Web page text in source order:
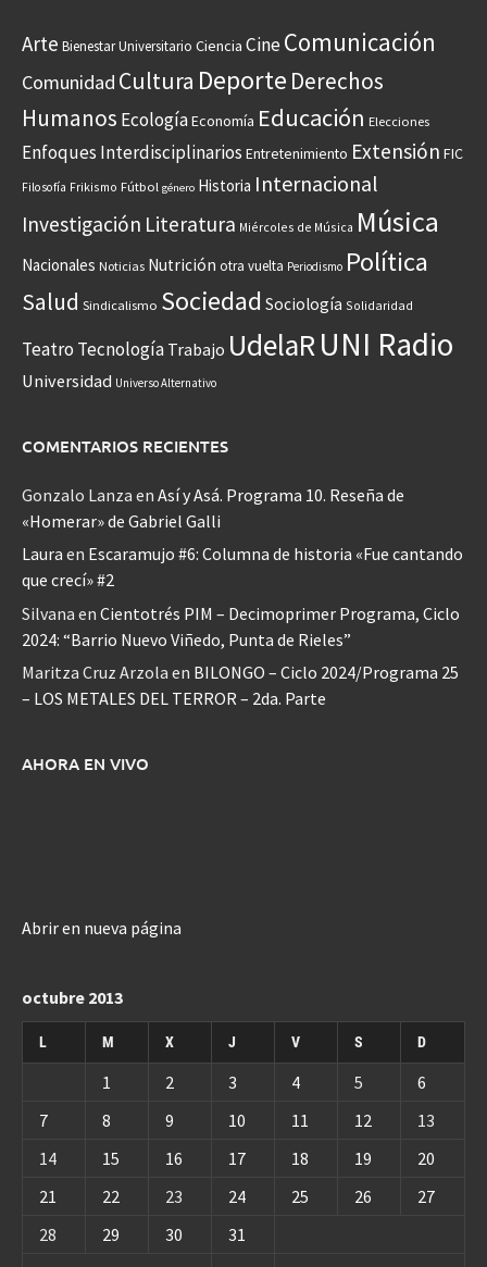
Arte Bienestar Universitario Ciencia CineComunicación
Comunidad Cultura Deporte Derechos
Humanos EcologíaEconomía Educación Elecciones
Enfoques Interdisciplinarios Entretenimiento Extensión FIC
Filosofía Frikismo Fútbol género Historia Internacional
Investigación Literatura Miércoles de Música Música
Nacionales Noticias Nutrición otra vuelta Periodismo Política
Salud Sindicalismo Sociedad Sociología Solidaridad
Teatro Tecnología Trabajo UdelaRUNI Radio
Universidad Universo Alternativo
COMENTARIOS RECIENTES
Gonzalo Lanza en Así y Asá. Programa 10. Reseña de
«Homerar» de Gabriel Galli
Laura en Escaramujo #6: Columna de historia «Fue cantando
que crecí» #2
Silvana en Cientotrés PIM – Decimoprimer Programa, Ciclo
2024: “Barrio Nuevo Viñedo, Punta de Rieles”
Maritza Cruz Arzola en BILONGO – Ciclo 2024/Programa 25
– LOS METALES DEL TERROR – 2da. Parte
AHORA EN VIVO
Abrir en nueva página
octubre 2013
L M X J V S D
1 2 3 4 5
6
7
8 9 10 11 12
13
14
15 16 17 18 19
20
21
22 23 24 25 26
27
28
29 30 31